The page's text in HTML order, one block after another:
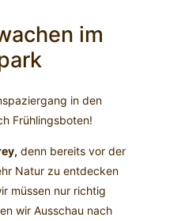
im
in den
Frühlingsboten!
denn bereits vor der
Natur zu entdecken
müssen nur richtig
wir Ausschau nach